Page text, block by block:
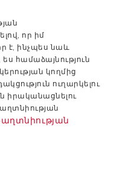
որ իմ
է, ինչպես նաև
համաձայնություն
կողմից
ուղարկելու
իրականացնելու